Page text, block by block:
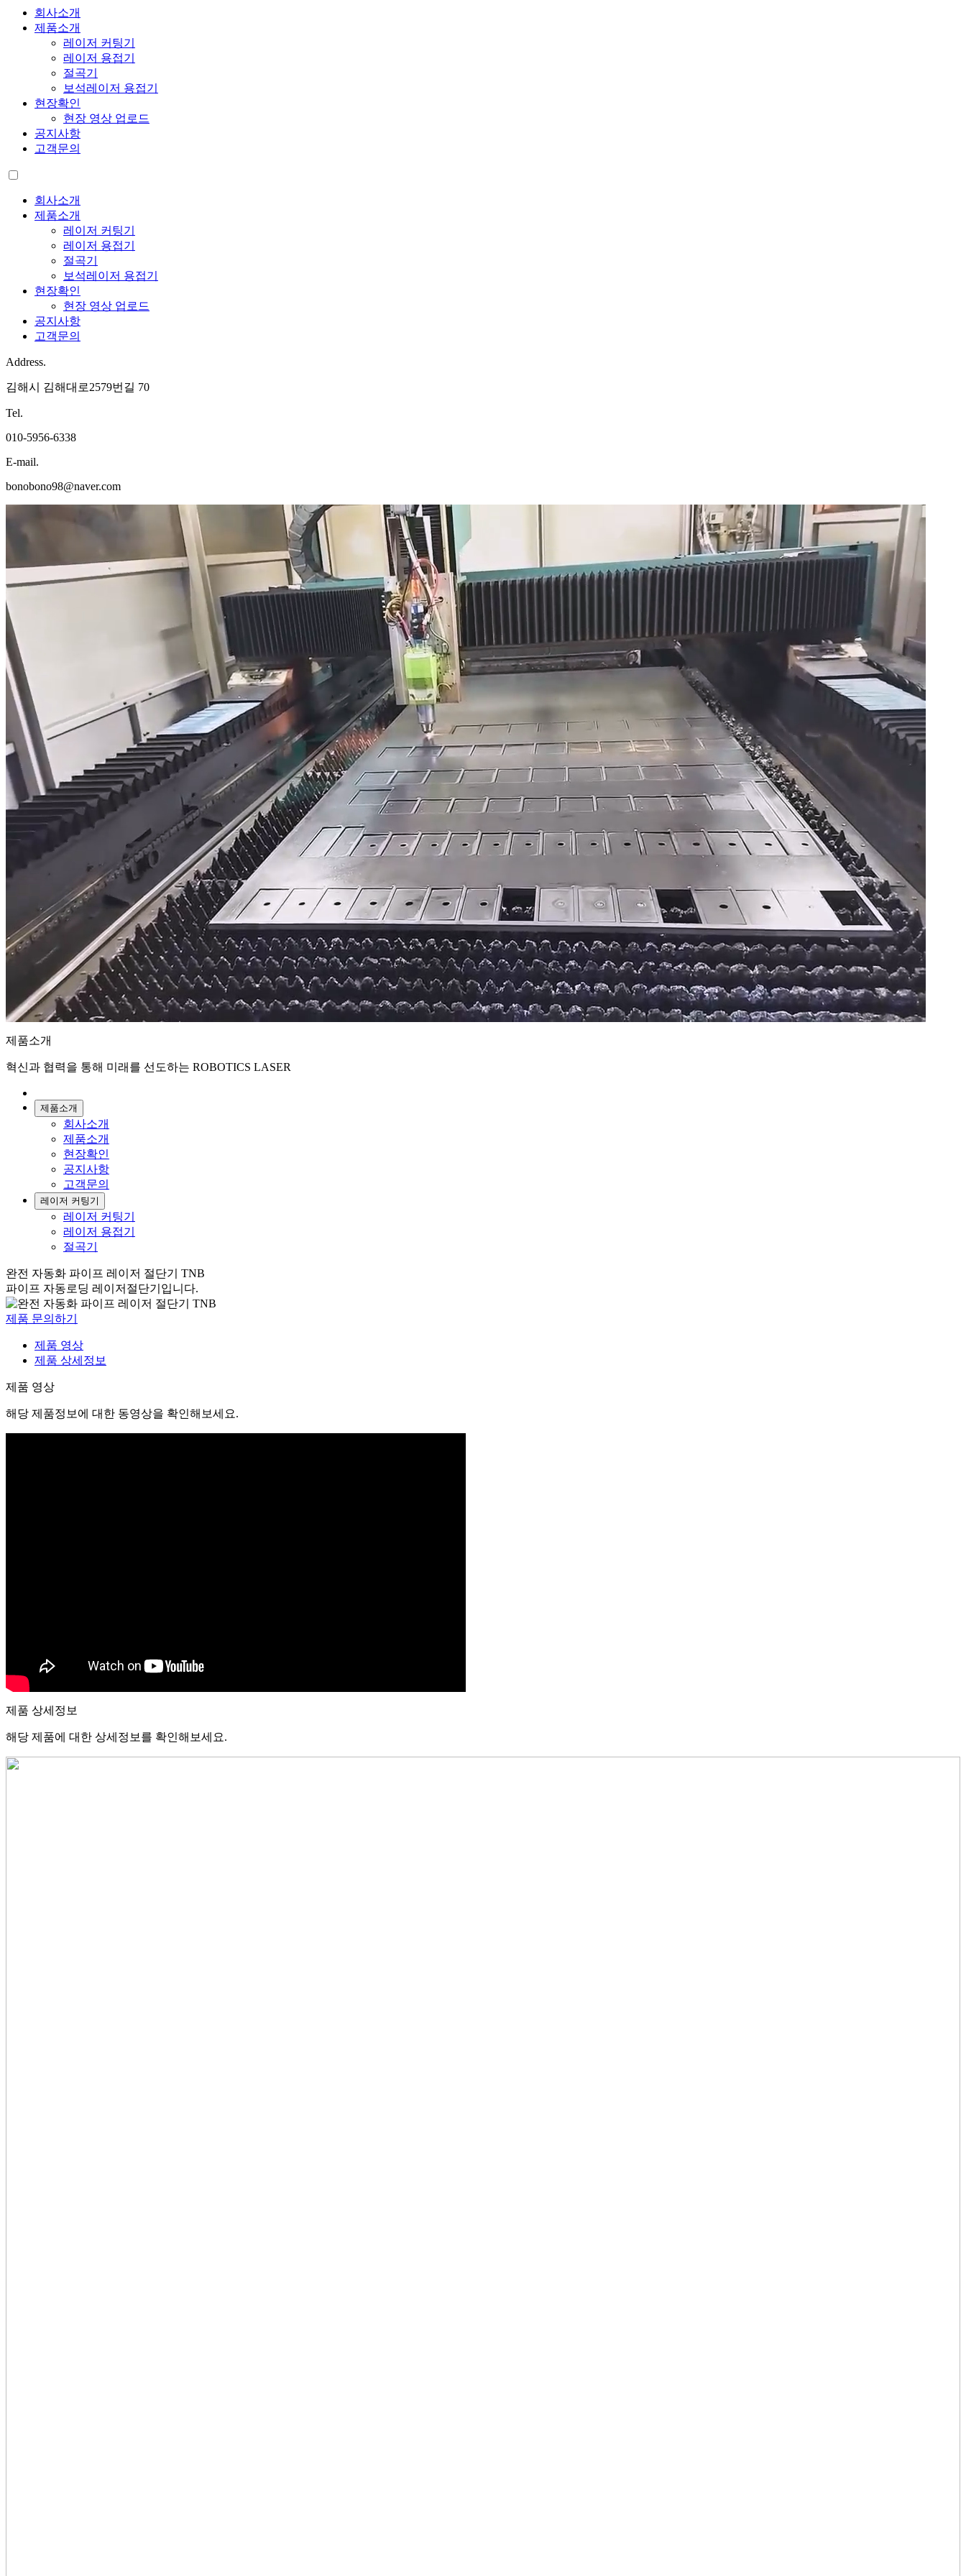
회사소개
제품소개
레이저 커팅기
레이저 용접기
절곡기
보석레이저 용접기
현장확인
현장 영상 업로드
공지사항
고객문의
회사소개
제품소개
레이저 커팅기
레이저 용접기
절곡기
보석레이저 용접기
현장확인
현장 영상 업로드
공지사항
고객문의
Address.
김해시 김해대로2579번길 70
Tel.
010-5956-6338
E-mail.
bonobono98@naver.com
제품소개
혁신과 협력을 통해 미래를 선도하는 ROBOTICS LASER
제품소개
회사소개
제품소개
현장확인
공지사항
고객문의
레이저 커팅기
레이저 커팅기
레이저 용접기
절곡기
완전 자동화 파이프 레이저 절단기 TNB
파이프 자동로딩 레이저절단기입니다.
제품 문의하기
제품 영상
제품 상세정보
제품 영상
해당 제품정보에 대한 동영상을 확인해보세요.
제품 상세정보
해당 제품에 대한 상세정보를 확인해보세요.